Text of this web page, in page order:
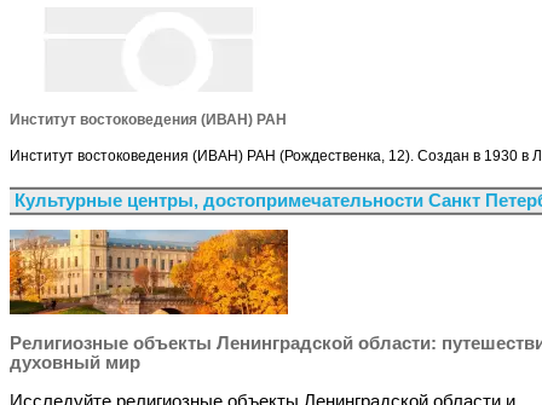
Институт востоковедения (ИВАН) РАН
Институт востоковедения (ИВАН) РАН (Рождественка, 12). Создан в 1930 в
Культурные центры, достопримечательности Санкт
Религиозные объекты Ленинградской области:
духовный мир